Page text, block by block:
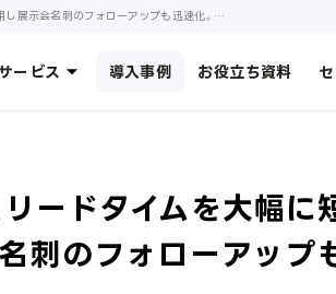
株式会社ヤプリ様の導入事例｜獲得したリードに最速でアプローチし、リードタイムを大幅に短縮。immedio Formsも活用し展示会名刺のフォローアップも迅速化。｜Webサイト・資料・動画から、自動で商談獲得。｜AIインサイドセールス immedio（イメディオ）
ービス 導入事例 お役立ち資料
ードタイムを大幅に
のフォローアップ